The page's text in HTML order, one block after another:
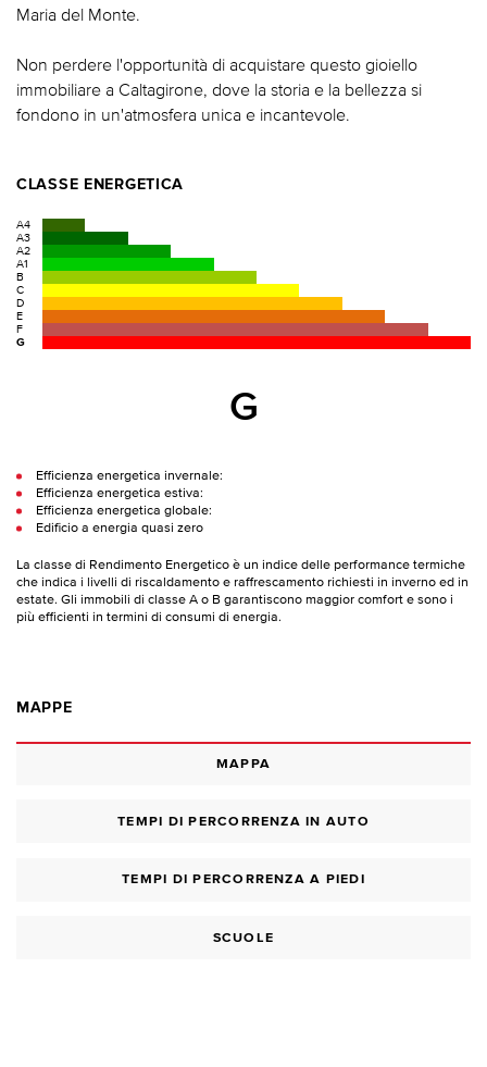
Maria del Monte.
Non perdere l'opportunità di acquistare questo gioiello
immobiliare a Caltagirone, dove la storia e la bellezza si
fondono in un'atmosfera unica e incantevole.
CLASSE ENERGETICA
A4
A3
A2
A1
B
C
D
E
F
G
G
Efficienza energetica invernale:
Efficienza energetica estiva:
Efficienza energetica globale:
Edificio a energia quasi zero
La classe di Rendimento Energetico è un indice delle performance termiche
che indica i livelli di riscaldamento e raffrescamento richiesti in inverno ed in
estate. Gli immobili di classe A o B garantiscono maggior comfort e sono i
più efficienti in termini di consumi di energia.
MAPPE
MAPPA
TEMPI DI PERCORRENZA IN AUTO
TEMPI DI PERCORRENZA A PIEDI
SCUOLE